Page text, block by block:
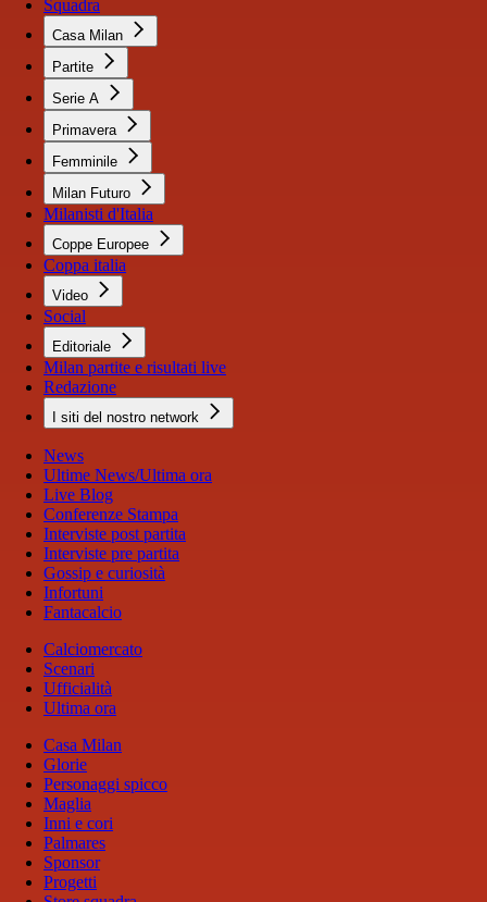
Squadra
Casa Milan
Partite
Serie A
Primavera
Femminile
Milan Futuro
Milanisti d'Italia
Coppe Europee
Coppa italia
Video
Social
Editoriale
Milan partite e risultati live
Redazione
I siti del nostro network
News
Ultime News/Ultima ora
Live Blog
Conferenze Stampa
Interviste post partita
Interviste pre partita
Gossip e curiosità
Infortuni
Fantacalcio
Calciomercato
Scenari
Ufficialità
Ultima ora
Casa Milan
Glorie
Personaggi spicco
Maglia
Inni e cori
Palmares
Sponsor
Progetti